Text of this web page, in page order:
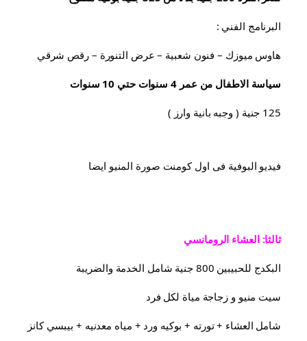
البرنامج الفني :
هاوس ميوزك – فنون شعبية – عرض التنورة – رقص شرقي
سياسة الاطفال من عمر 4 سنوات حتي 10 سنوات
125 جنية ( وجبه بانية وارز )
فيديو البوفية فى اول كومنت صورة المنيو ايضا
ثالثا: العشاء الرومانسي
البكدج للحبيبين 800 جنية شامل الخدمة والضريبة
سيت منيو و زجاجة مياة لكل فرد
شامل العشاء⁦⁩ + تورته + بوكيه ورد + مياه معدنيه + بيبسي كانز